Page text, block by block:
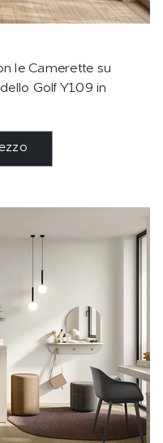
le Camerette su
Golf Y109 in